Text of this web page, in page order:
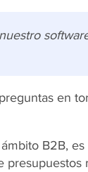
en
B2B,
presupuestos